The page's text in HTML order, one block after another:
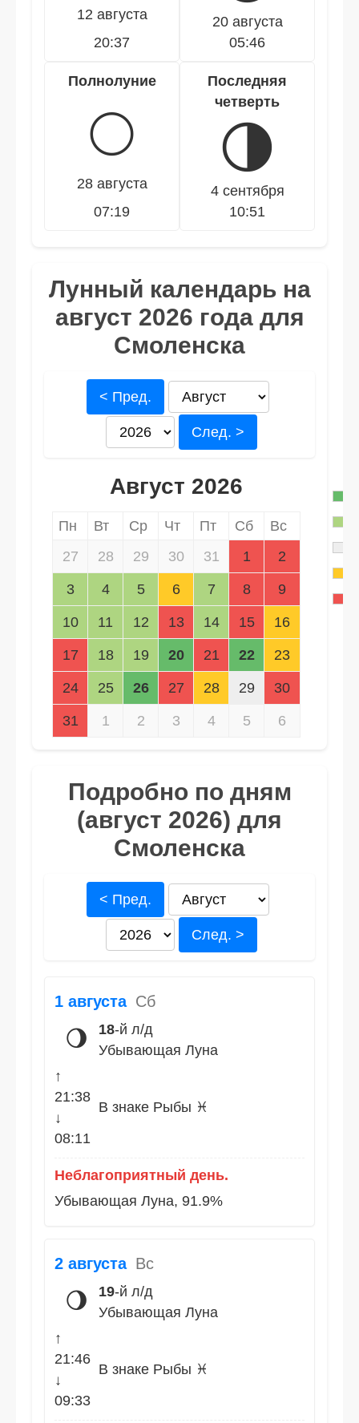
12 августа
20:37
20 августа
05:46
Полнолуние
🌕
28 августа
07:19
Последняя
четверть
🌗
4 сентября
10:51
Лунный календарь на
август 2026 года для
Смоленска
< Пред.
След. >
Август 2026
Пн Вт Ср Чт Пт Сб
Вс
27
28 29 30 31 1 2
3 4 5 6 7 8 9
10 11 12 13 14 15 16
17 18 19 20 21 22 23
24 25 26 27 28 29 30
31 1 2 3 4 5 6
Подробно по дням
(август 2026) для
Смоленска
< Пред.
След. >
1 августа Сб
🌖 18-й л/д
Убывающая Луна
↑
21:38
↓
08:11
В знаке Рыбы ♓
Неблагоприятный день.
Убывающая Луна, 91.9%
2 августа Вс
🌖 19-й л/д
Убывающая Луна
↑
21:46
↓
09:33
В знаке Рыбы ♓